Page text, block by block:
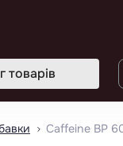
товарів
Caffeine BP